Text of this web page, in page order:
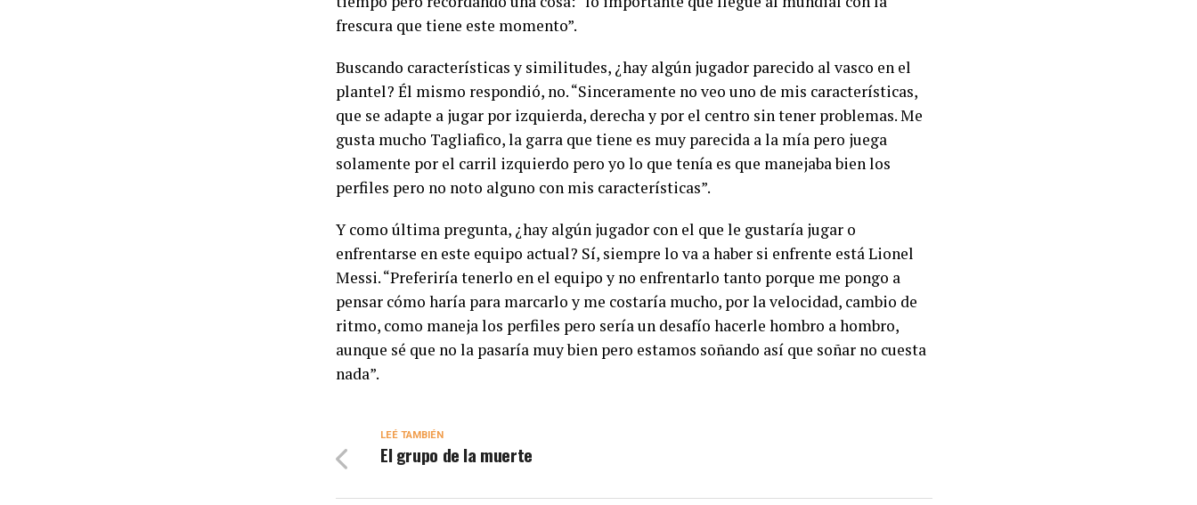
frescura que tiene este momento”.
Buscando características y similitudes, ¿hay algún jugador parecido al vasco en el
plantel? Él mismo respondió, no. “Sinceramente no veo uno de mis características,
que se adapte a jugar por izquierda, derecha y por el centro sin tener problemas. Me
gusta mucho Tagliafico, la garra que tiene es muy parecida a la mía pero juega
solamente por el carril izquierdo pero yo lo que tenía es que manejaba bien los
perfiles pero no noto alguno con mis características”.
Y como última pregunta, ¿hay algún jugador con el que le gustaría jugar o
enfrentarse en este equipo actual? Sí, siempre lo va a haber si enfrente está Lionel
Messi. “Preferiría tenerlo en el equipo y no enfrentarlo tanto porque me pongo a
pensar cómo haría para marcarlo y me costaría mucho, por la velocidad, cambio de
ritmo, como maneja los perfiles pero sería un desafío hacerle hombro a hombro,
aunque sé que no la pasaría muy bien pero estamos soñando así que soñar no cuesta
nada”.
LEÉ TAMBIÉN
El grupo de la muerte